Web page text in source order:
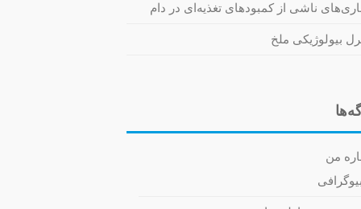
ناشی از کمبودهای تغذیه‌ای در دام
بیولوژیکی ملخ
من
بیوگرافی